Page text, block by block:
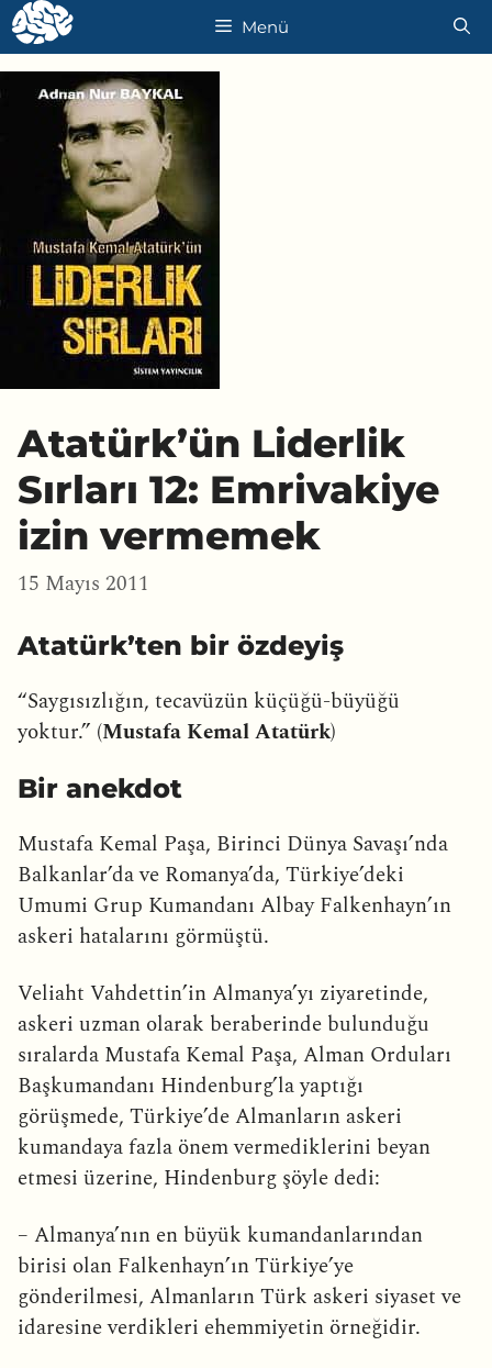
İçeriğe
atla
Menü
Atatürk’ün Liderlik
Sırları 12: Emrivakiye
izin vermemek
15 Mayıs 2011
Atatürk’ten bir özdeyiş
“Saygısızlığın, tecavüzün küçüğü-büyüğü
yoktur.” (Mustafa Kemal Atatürk)
Bir anekdot
Mustafa Kemal Paşa, Birinci Dünya Savaşı’nda
Balkanlar’da ve Romanya’da, Türkiye’deki
Umumi Grup Kumandanı Albay Falkenhayn’ın
askeri hatalarını görmüştü.
Veliaht Vahdettin’in Almanya’yı ziyaretinde,
askeri uzman olarak beraberinde bulunduğu
sıralarda Mustafa Kemal Paşa, Alman Orduları
Başkumandanı Hindenburg’la yaptığı
görüşmede, Türkiye’de Almanların askeri
kumandaya fazla önem vermediklerini beyan
etmesi üzerine, Hindenburg şöyle dedi:
– Almanya’nın en büyük kumandanlarından
birisi olan Falkenhayn’ın Türkiye’ye
gönderilmesi, Almanların Türk askeri siyaset ve
idaresine verdikleri ehemmiyetin örneğidir.